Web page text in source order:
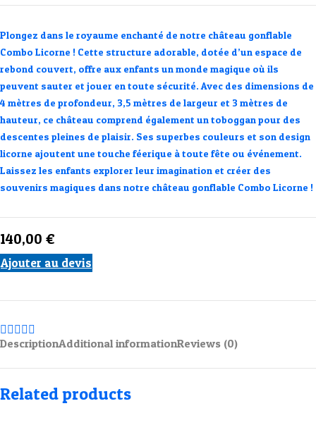
Plongez dans le royaume enchanté de notre château gonflable
Combo Licorne ! Cette structure adorable, dotée d’un espace de
rebond couvert, offre aux enfants un monde magique où ils
peuvent sauter et jouer en toute sécurité. Avec des dimensions de
4 mètres de profondeur, 3,5 mètres de largeur et 3 mètres de
hauteur, ce château comprend également un toboggan pour des
descentes pleines de plaisir. Ses superbes couleurs et son design
licorne ajoutent une touche féerique à toute fête ou événement.
Laissez les enfants explorer leur imagination et créer des
souvenirs magiques dans notre château gonflable Combo Licorne !
140,00 €
Ajouter au devis
DescriptionAdditional informationReviews (0)
Related products